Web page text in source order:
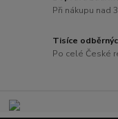
Při nákupu nad
Tisíce
Po celé České